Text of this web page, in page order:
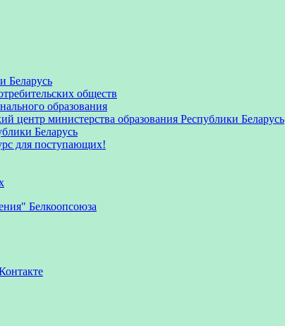
Беларусь
обществ
образования
центр министерства образования Республики Беларусь
Беларусь
для поступающих!